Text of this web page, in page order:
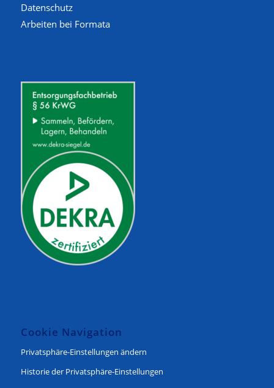
Datenschutz
Arbeiten bei Formata
Cookie Navigation
Privatsphäre-Einstellungen ändern
Historie der Privatsphäre-Einstellungen